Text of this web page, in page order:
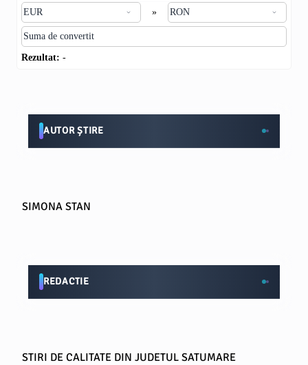
»
Rezultat: -
AUTOR ȘTIRE
SIMONA STAN
REDACTIE
STIRI DE CALITATE DIN JUDETUL SATUMARE